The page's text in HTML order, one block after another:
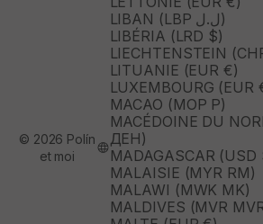
LIBAN (LBP ل.ل)
LIBÉRIA (LRD $)
LIECHTENSTEIN
LITUANIE (EUR €)
LUXEMBOURG (EUR
MACAO (MOP P)
MACÉDOINE DU
ДЕН)
MADAGASCAR (USD
MALAISIE (MYR RM)
MALAWI (MWK MK)
MALDIVES (MVR
© 2026 Polín
et moi